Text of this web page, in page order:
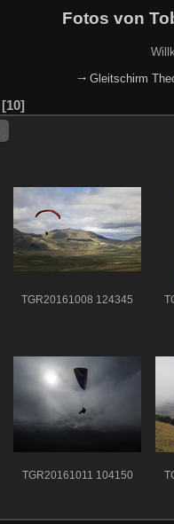
Fotos von
🠂 Gleitschirm
10
TGR20161008 124345
TGR20161011 104150